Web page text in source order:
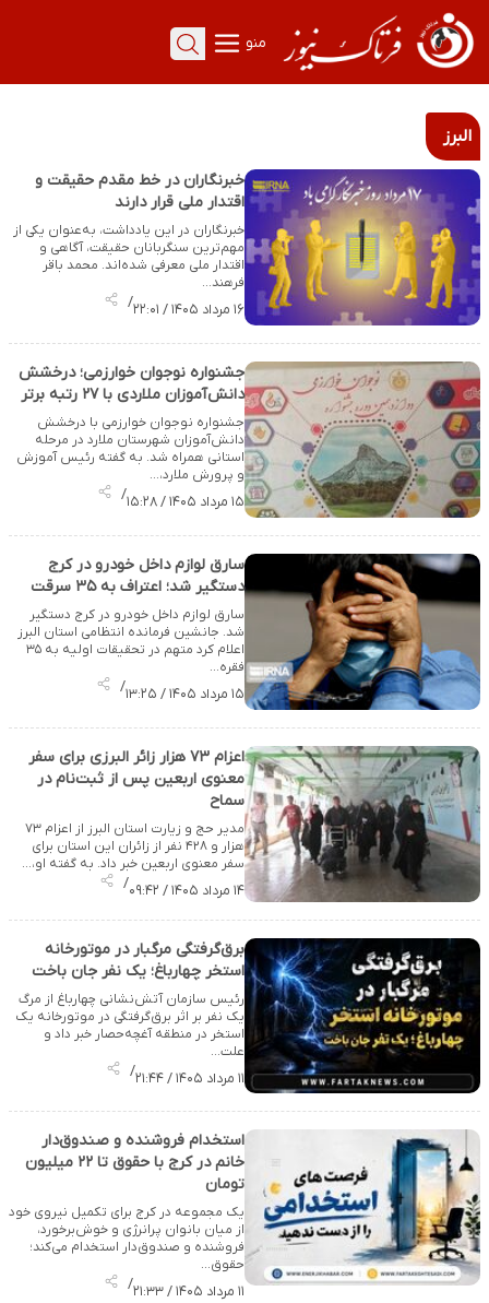
منو
البرز
خبرنگاران در خط مقدم حقیقت و
اقتدار ملی قرار دارند
خبرنگاران در این یادداشت، به‌عنوان یکی از
مهم‌ترین سنگربانان حقیقت، آگاهی و
اقتدار ملی معرفی شده‌اند. محمد باقر
فرهند…
۱۶ مرداد ۱۴۰۵ / ۲۲:۰۱ /
جشنواره نوجوان خوارزمی؛ درخشش
دانش‌آموزان ملاردی با ۲۷ رتبه برتر
جشنواره نوجوان خوارزمی با درخشش
دانش‌آموزان شهرستان ملارد در مرحله
استانی همراه شد. به گفته رئیس آموزش
و پرورش ملارد،…
۱۵ مرداد ۱۴۰۵ / ۱۵:۲۸ /
سارق لوازم داخل خودرو در کرج
دستگیر شد؛ اعتراف به ۳۵ سرقت
سارق لوازم داخل خودرو در کرج دستگیر
شد. جانشین فرمانده انتظامی استان البرز
اعلام کرد متهم در تحقیقات اولیه به ۳۵
فقره…
۱۵ مرداد ۱۴۰۵ / ۱۳:۲۵ /
اعزام ۷۳ هزار زائر البرزی برای سفر
معنوی اربعین پس از ثبت‌نام در
سماح
مدیر حج و زیارت استان البرز از اعزام ۷۳
هزار و ۴۲۸ نفر از زائران این استان برای
سفر معنوی اربعین خبر داد. به گفته او،…
۱۴ مرداد ۱۴۰۵ / ۰۹:۴۲ /
برق‌گرفتگی مرگبار در موتورخانه
استخر چهارباغ؛ یک نفر جان باخت
رئیس سازمان آتش‌نشانی چهارباغ از مرگ
یک نفر بر اثر برق‌گرفتگی در موتورخانه یک
استخر در منطقه آغچه‌حصار خبر داد و
علت…
۱۱ مرداد ۱۴۰۵ / ۲۱:۴۴ /
استخدام فروشنده و صندوق‌دار
خانم در کرج با حقوق تا ۲۲ میلیون
تومان
یک مجموعه در کرج برای تکمیل نیروی خود
از میان بانوان پرانرژی و خوش‌برخورد،
فروشنده و صندوق‌دار استخدام می‌کند؛
حقوق…
۱۱ مرداد ۱۴۰۵ / ۲۱:۳۳ /